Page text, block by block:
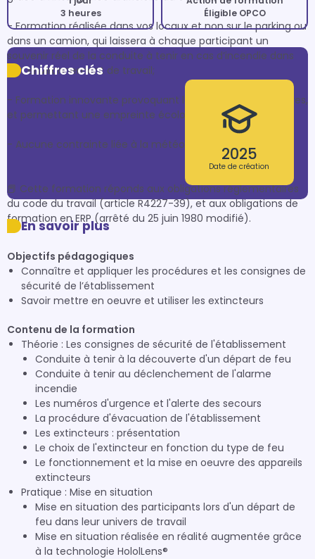
- Formation réalisée dans vos locaux et non sur le parking ou
dans un camion, qui laissera à chaque participant un
souvenir réel de la conduite à tenir en cas d’incendie dans
son environnement de travail;
- Formation innovante provoquant la curiosité des stagiaires,
et permettant une empreinte écologique très réduite;
- Aucune contrainte liée à la météo.
📕 Cette formation réponds aux obligations réglementaires
du code du travail (article R4227-39), et aux obligations de
3 heures
Éligible OPCO
Chiffres clés
2025
Date de création
En savoir plus
Objectifs pédagogiques
Connaître et appliquer les procédures et les consignes de
sécurité de l’établissement
Savoir mettre en oeuvre et utiliser les extincteurs
Contenu de la formation
Théorie : Les consignes de sécurité de l'établissement
Conduite à tenir à la découverte d'un départ de feu
Conduite à tenir au déclenchement de l'alarme
incendie
Les numéros d'urgence et l'alerte des secours
La procédure d'évacuation de l'établissement
Les extincteurs : présentation
Le choix de l'extincteur en fonction du type de feu
Le fonctionnement et la mise en oeuvre des appareils
extincteurs
Pratique : Mise en situation
Mise en situation des participants lors d'un départ de
feu dans leur univers de travail
Mise en situation réalisée en réalité augmentée grâce
à la technologie HololLens®